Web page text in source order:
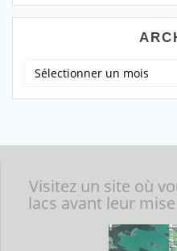
Visitez un site où
lacs avant leur